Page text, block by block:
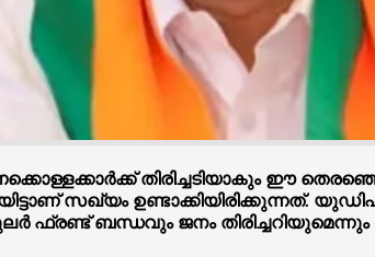
തിരിച്ചടിയാകും ഈ
സഖ്യം ഉണ്ടാക്കിയിരിക്കുന്നത്.
ഫ്രണ്ട് ബന്ധവും ജനം